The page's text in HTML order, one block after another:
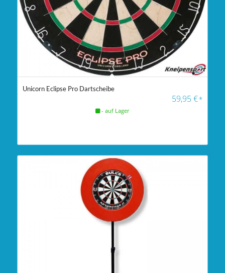
Unicorn Eclipse Pro Dartscheibe
59,95€*
- auf Lager